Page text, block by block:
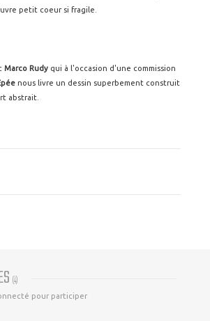
petit coeur si fragile.
Marco Rudy qui à l'occasion d'une commission
nous livre un dessin superbement construit
abstrait.
(4)
pour participer